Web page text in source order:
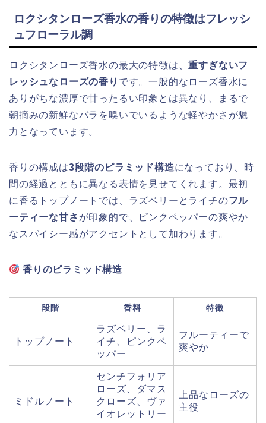
ロクシタンローズ香水の香りの特徴はフレッシ
ュフローラル調
ロクシタンローズ香水の最大の特徴は、重すぎないフ
レッシュなローズの香り です。一般的なローズ香水に
ありがちな濃厚で甘ったるい印象とは異なり、まるで
朝摘みの新鮮なバラを嗅いでいるような軽やかさが魅
力となっています。
香りの構成は3段階のピラミッド構造になっており、時
間の経過とともに異なる表情を見せてくれます。最初
に香るトップノートでは、ラズベリーとライチのフル
ーティーな甘さ が印象的で、ピンクペッパーの爽やか
なスパイシー感がアクセントとして加わります。
香りのピラミッド構造
段階 香料 特徴
トップノート
ラズベリー、ラ
イチ、ピンクペ
ッパー
フルーティーで
爽やか
ミドルノート
センチフォリア
ローズ、ダマス
クローズ、ヴァ
イオレットリー
上品なローズの
主役